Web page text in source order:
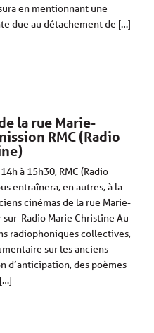
en mentionnant une
due au détachement de […]
la rue Marie-
RMC (Radio
à 15h30, RMC (Radio
entraînera, en autres, à la
cinémas de la rue Marie-
Radio Marie Christine Au
radiophoniques collectives,
sur les anciens
d’anticipation, des poèmes